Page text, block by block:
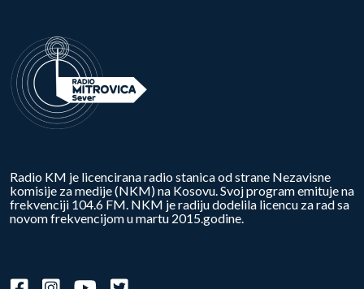
Radio KM je licencirana radio stanica od strane Nezavisne
komisije za medije (NKM) na Kosovu. Svoj program emituje na
frekvenciji 104.6 FM. NKM je radiju dodelila licencu za rad sa
novom frekvencijom u martu 2015.godine.